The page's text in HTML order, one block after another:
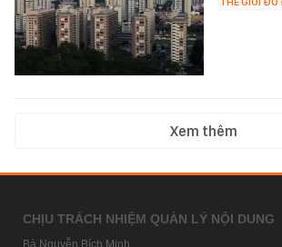
Xem thêm
CHỊU TRÁCH NHIỆM QUẢN LÝ NỘI DUNG
Bà Nguyễn Bích Minh